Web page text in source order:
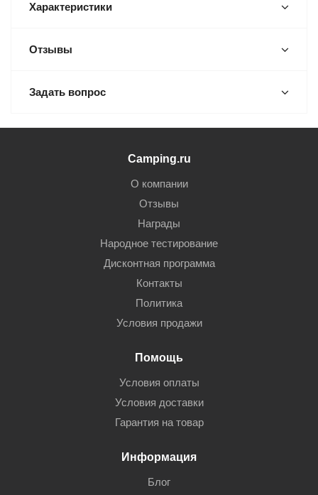
Характеристики
Отзывы
Задать вопрос
Camping.ru
О компании
Отзывы
Награды
Народное тестирование
Дисконтная программа
Контакты
Политика
Условия продажи
Помощь
Условия оплаты
Условия доставки
Гарантия на товар
Информация
Блог